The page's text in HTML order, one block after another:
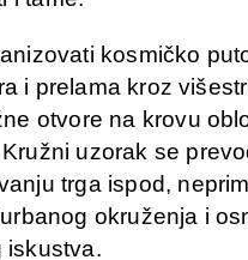
kosmičko
i prelama kroz
otvore na krovu
uzorak se
trga ispod,
okruženja i
iskustva.